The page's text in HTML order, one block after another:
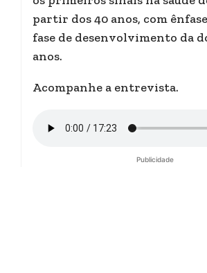
partir dos 40 anos, com
fase de desenvolvimento da
anos.
Acompanhe a entrevista.
Publicidade